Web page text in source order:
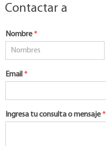
Contactar a
Nombre*
Email *
Ingresa tu consulta o mensaje*